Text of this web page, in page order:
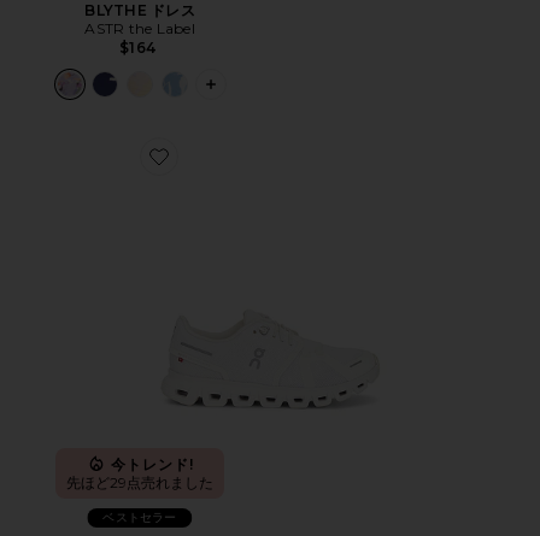
BLYTHE ドレス
ASTR the Label
$164
PLUS ICON TO SEE MORE OPTIONS
Favorite CLOUD 6 スニーカー
今トレンド!
先ほど29点売れました
ベストセラー